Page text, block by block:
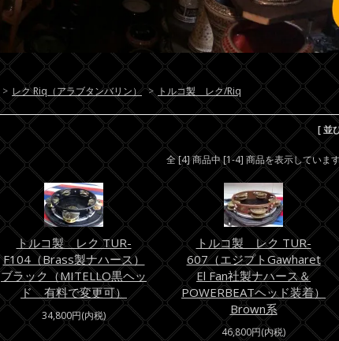
> レク Riq（アラブタンバリン） > トルコ製 レク/Riq
[ 並
全 [4] 商品中 [1-4] 商品を表示していま
トルコ製 レク TUR-
F104（Brass製ナハース）
ブラック（MITELLO黒ヘッ
ド 有料で変更可）
34,800円(内税)
トルコ製 レク TUR-
607（エジプトGawharet
El Fan社製ナハース＆
POWERBEATヘッド装着）
Brown系
46,800円(内税)